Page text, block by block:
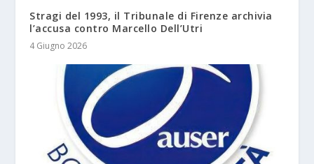
Stragi del 1993, il Tribunale di Firenze archivia
l’accusa contro Marcello Dell’Utri
4 Giugno 2026